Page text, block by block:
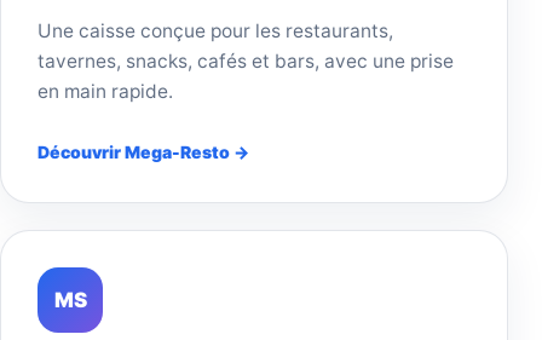
Une caisse conçue pour les restaurants,
tavernes, snacks, cafés et bars, avec une prise
en main rapide.
Découvrir Mega-Resto →
MS